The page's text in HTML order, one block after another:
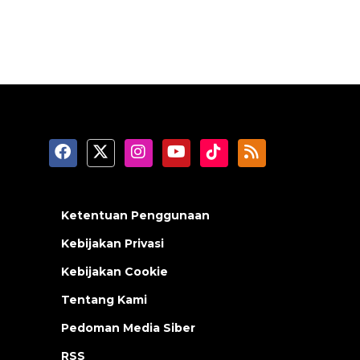
Ketentuan Penggunaan
Kebijakan Privasi
Kebijakan Cookie
Tentang Kami
Pedoman Media Siber
RSS